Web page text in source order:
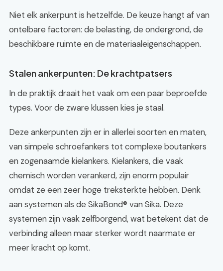
Niet elk ankerpunt is hetzelfde. De keuze hangt af van
ontelbare factoren: de belasting, de ondergrond, de
beschikbare ruimte en de materiaaleigenschappen.
Stalen ankerpunten: De krachtpatsers
In de praktijk draait het vaak om een paar beproefde
types. Voor de zware klussen kies je staal.
Deze ankerpunten zijn er in allerlei soorten en maten,
van simpele schroefankers tot complexe boutankers
en zogenaamde kielankers. Kielankers, die vaak
chemisch worden verankerd, zijn enorm populair
omdat ze een zeer hoge treksterkte hebben. Denk
aan systemen als de SikaBond® van Sika. Deze
systemen zijn vaak zelfborgend, wat betekent dat de
verbinding alleen maar sterker wordt naarmate er
meer kracht op komt.